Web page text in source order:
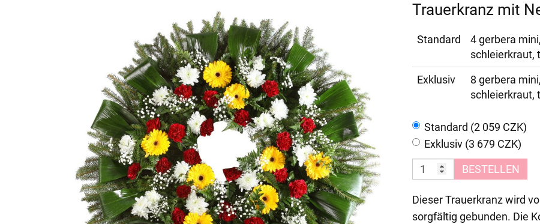
Trauerkranz mit
Standard
4 gerbera
schleierkraut,
Exklusiv
8 gerbera
schleierkraut,
Standard (2 059 CZK)
Exklusiv (3 679 CZK)
BESTELLEN
Dieser Trauerkranz wird
sorgfältig gebunden. Die